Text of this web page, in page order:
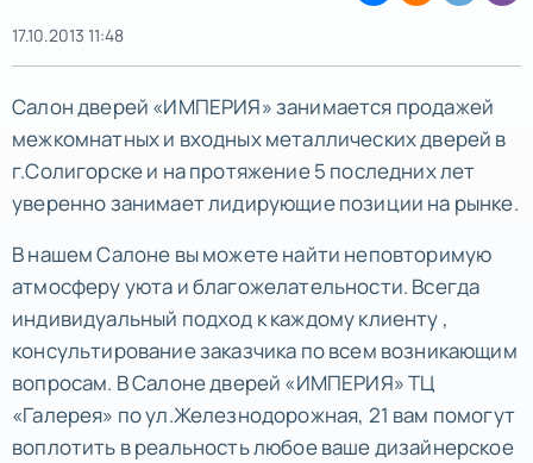
17.10.2013 11:48
Салон дверей «ИМПЕРИЯ» занимается продажей
межкомнатных и входных металлических дверей в
г.Солигорске и на протяжение 5 последних лет
уверенно занимает лидирующие позиции на рынке.
В нашем Салоне вы можете найти неповторимую
атмосферу уюта и благожелательности. Всегда
индивидуальный подход к каждому клиенту ,
консультирование заказчика по всем возникающим
вопросам. В Салоне дверей «ИМПЕРИЯ» ТЦ
«Галерея» по ул.Железнодорожная, 21 вам помогут
воплотить в реальность любое ваше дизайнерское